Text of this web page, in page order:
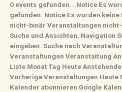
0 events gefunden. . Notice Es
gefunden. Notice Es wurden
nicht-binär Veranstaltungen
Suche und Ansichten, Navigation
eingeben. Suche nach
Veranstaltungen Veranstaltung
Liste Monat Tag Heute
Vorherige Veranstaltungen Heute
Kalender abonnieren Google